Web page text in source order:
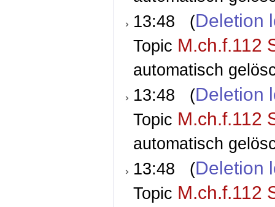
13:48 (Deletion
Topic M.ch.f.112
automatisch
13:48 (Deletion
Topic M.ch.f.112
automatisch
13:48 (Deletion
Topic M.ch.f.112